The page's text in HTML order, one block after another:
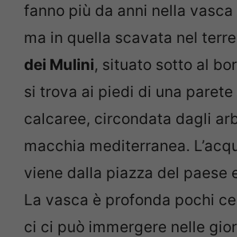
fanno più da anni nella
ma in quella scavata nel
dei Mulini, situato sotto al
si trova ai piedi di una
calcaree, circondata dagli
macchia mediterranea.
viene dalla piazza del paese
La vasca è profonda pochi
ci ci può immergere nelle